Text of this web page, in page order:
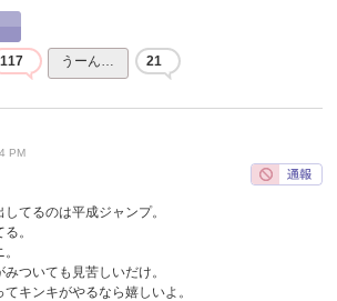
117 うーん… 21
PM
てるのは平成ジャンプ。
。
ついても見苦しいだけ。
キンキがやるなら嬉しいよ。